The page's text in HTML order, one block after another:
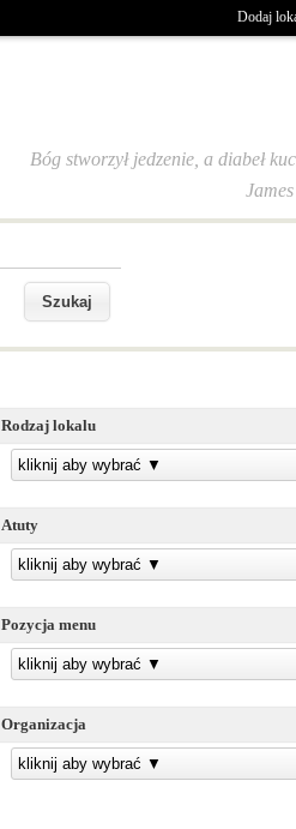
Dodaj
Bóg stworzył jedzenie, a diabeł
Rodzaj lokalu
kliknij aby wybrać ▼
Atuty
kliknij aby wybrać ▼
Pozycja menu
kliknij aby wybrać ▼
Organizacja
kliknij aby wybrać ▼